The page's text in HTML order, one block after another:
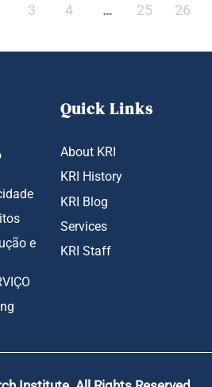
3 4 … 25 26
e
Quick Links
About KRI
KRI History
KRI Blog
Services
KRI Staff